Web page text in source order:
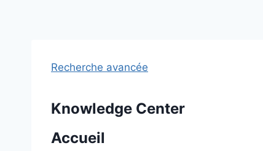
Recherche avancée
Knowledge Center
Accueil